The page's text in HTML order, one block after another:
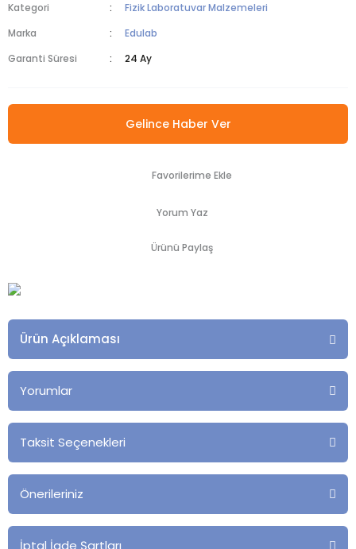
Kategori
Fizik Laboratuvar Malzemeleri
Marka
Edulab
Garanti Süresi
24 Ay
Gelince Haber Ver
Yorum Yaz
Ürünü Paylaş
Ürün Açıklaması
Yorumlar
Taksit Seçenekleri
Önerileriniz
İptal İade Şartları